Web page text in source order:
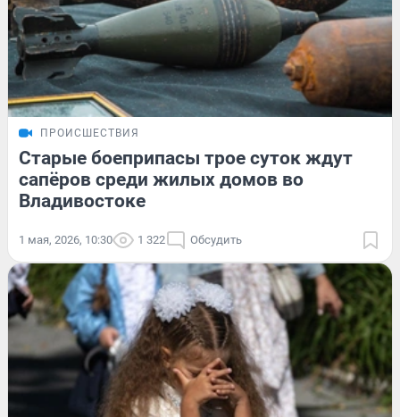
ПРОИСШЕСТВИЯ
Старые боеприпасы трое суток ждут
сапёров среди жилых домов во
Владивостоке
1 мая, 2026, 10:30 1 322 Обсудить